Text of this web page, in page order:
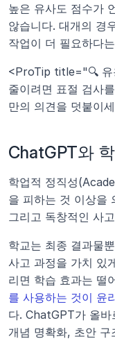
높은 유사도 점수가
않습니다. 대개의 경
작업이 더 필요하다
<ProTip title="🔍
줄이려면 표절 검사
만의 의견을 덧붙이
ChatGPT와
학업적 정직성
을 피하는 것 이상을
그리고 독창적인 사
학교는 최종 결과물
사고 과정을 가치 있
리면 학습 효과는 떨
를 사용하는 것이 윤
다. ChatGPT가 올바
개념 명확화, 초안 구